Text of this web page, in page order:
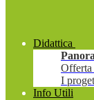
Didattica
Offerta
I
Info Utili